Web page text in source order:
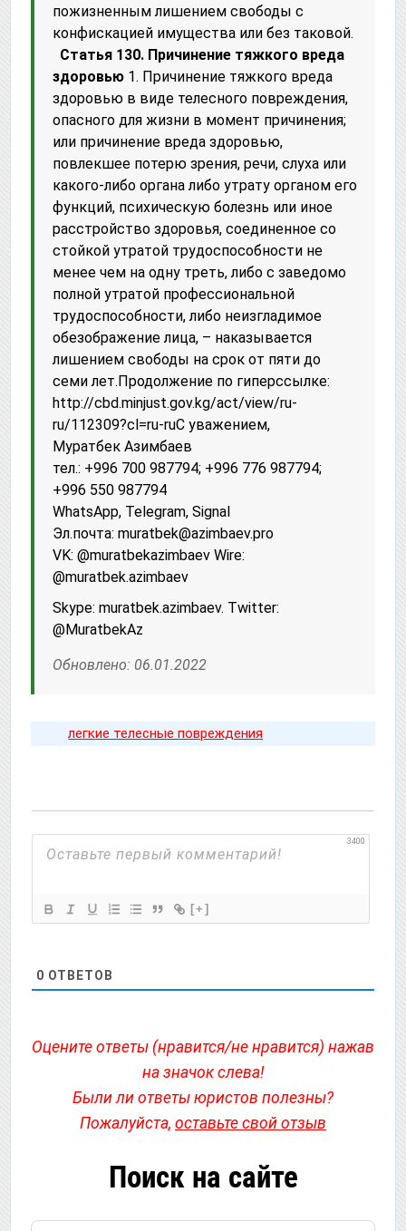
пожизненным лишением свободы с
конфискацией имущества или без таковой.
Статья 130. Причинение тяжкого вреда
здоровью 1. Причинение тяжкого вреда
здоровью в виде телесного повреждения,
опасного для жизни в момент причинения;
или причинение вреда здоровью,
повлекшее потерю зрения, речи, слуха или
какого-либо органа либо утрату органом его
функций, психическую болезнь или иное
расстройство здоровья, соединенное со
стойкой утратой трудоспособности не
менее чем на одну треть, либо с заведомо
полной утратой профессиональной
трудоспособности, либо неизгладимое
обезображение лица, – наказывается
лишением свободы на срок от пяти до
семи лет.Продолжение по гиперссылке:
httр://cbd.minjust.gov.kg/act/view/ru-
ru/112309?cl=ru-ruС уважением,
Муратбек Азимбаев
тел.: +996 700 987794; +996 776 987794;
+996 550 987794
WhatsApp, Telegram, Signal
Эл.почта: muratbek@azimbaev.pro
VK: @muratbekazimbaev Wire:
@muratbek.azimbaev
Skype: muratbek.azimbaev. Twitter:
@MuratbekAz
Обновлено: 06.01.2022
легкие телесные повреждения
3400
[+]
0 ОТВЕТОВ
Оцените ответы (нравится/не нравится) нажав
на значок слева!
Были ли ответы юристов полезны?
Пожалуйста, оставьте свой отзыв
Поиск на сайте